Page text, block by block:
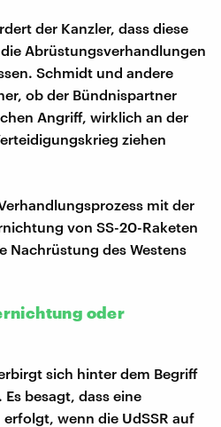
der Kanzler, dass diese
Abrüstungsverhandlungen
Schmidt und andere
ob der Bündnispartner
Angriff, wirklich an der
ziehen
mit der
von SS-20-Raketen
Nachrüstung des Westens
oder
sich hinter dem Begriff
besagt, dass eine
wenn die UdSSR auf